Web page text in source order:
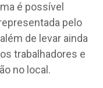
é possível
pelo
de levar ainda
trabalhadores e
no local.